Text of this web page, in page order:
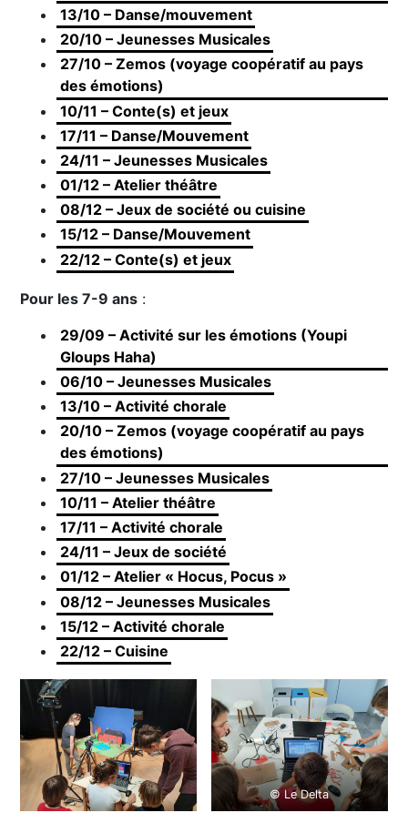
13/10 – Danse/mouvement
20/10 – Jeunesses Musicales
27/10 – Zemos (voyage coopératif au pays
des émotions)
10/11 – Conte(s) et jeux
17/11 – Danse/Mouvement
24/11 – Jeunesses Musicales
01/12 – Atelier théâtre
08/12 – Jeux de société ou cuisine
15/12 – Danse/Mouvement
22/12 – Conte(s) et jeux
Pour les 7-9 ans :
29/09 – Activité sur les émotions (Youpi
Gloups Haha)
06/10 – Jeunesses Musicales
13/10 – Activité chorale
20/10 – Zemos (voyage coopératif au pays
des émotions)
27/10 – Jeunesses Musicales
10/11 – Atelier théâtre
17/11 – Activité chorale
24/11 – Jeux de société
01/12 – Atelier « Hocus, Pocus »
08/12 – Jeunesses Musicales
15/12 – Activité chorale
22/12 – Cuisine
© Le Delta